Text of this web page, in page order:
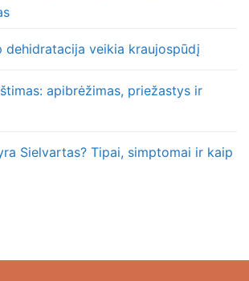
dehidratacija veikia kraujospūdį
apibrėžimas, priežastys ir
Sielvartas? Tipai, simptomai ir kaip